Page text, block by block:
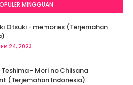
MINGGUAN
Otsuki - memories (Terjemahan
24, 2023
Teshima - Mori no Chiisana
(Terjemahan Indonesia)